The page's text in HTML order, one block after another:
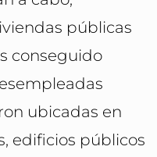
públicas
conseguido
ubicadas en
edificios públicos